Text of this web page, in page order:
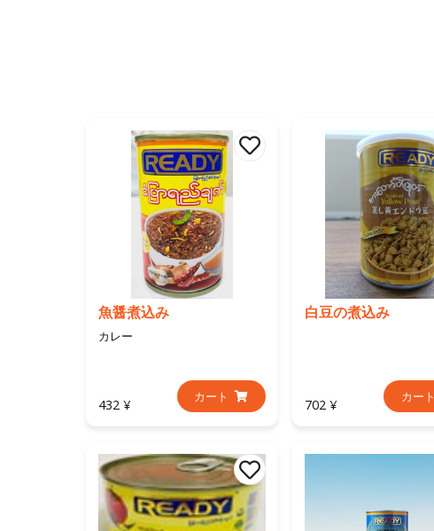
魚醤煮込み
カレー
432 ¥ カート
白豆の煮込み
702 ¥ カート